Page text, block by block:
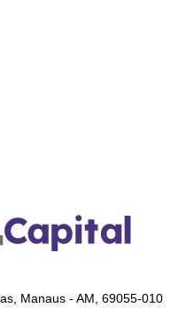
Manaus - AM, 69055-010